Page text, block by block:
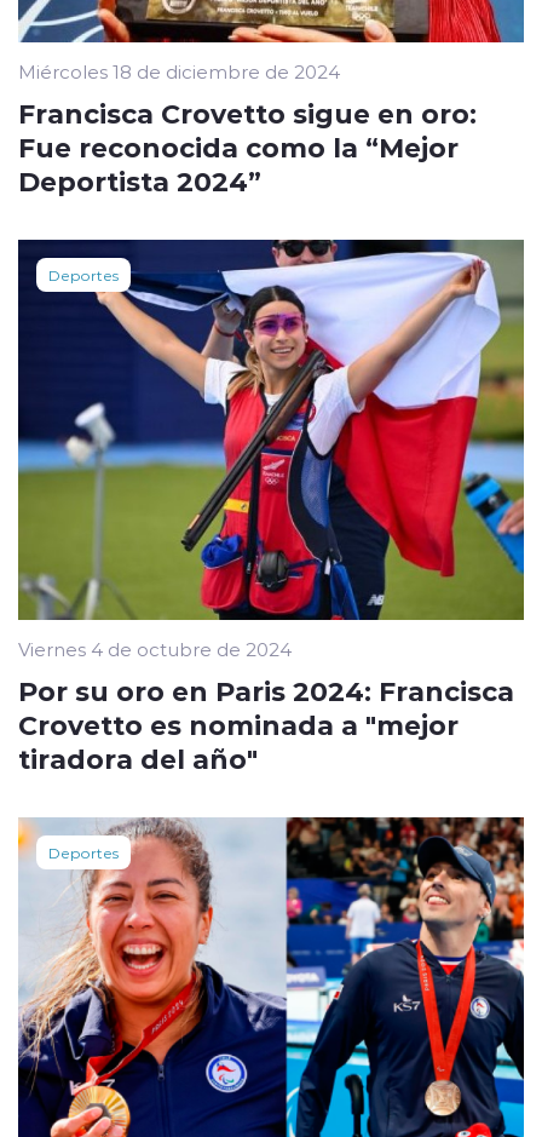
Miércoles 18 de diciembre de 2024
Francisca Crovetto sigue en oro:
Fue reconocida como la “Mejor
Deportista 2024”
Deportes
Viernes 4 de octubre de 2024
Por su oro en Paris 2024: Francisca
Crovetto es nominada a "mejor
tiradora del año"
Deportes